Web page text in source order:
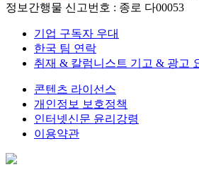
정보간행물 신고번호 : 종로 다00053
기업 구독자 우대
한국 팀 연락
취재 & 칼럼니스트 기고 & 광고
콘텐츠 라이선스
개인정보 보호정책
인터넷신문 윤리강령
이용약관